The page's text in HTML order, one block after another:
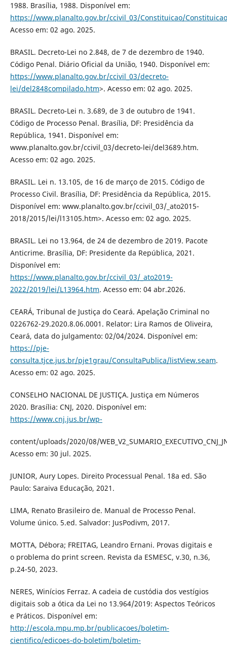
1988. Brasília, 1988. Disponível em:
https://www.planalto.gov.br/ccivil_03/Constituicao/
Acesso em: 02 ago. 2025.
BRASIL. Decreto-Lei no 2.848, de 7 de dezembro de 1940.
Código Penal. Diário Oficial da União, 1940. Disponível em:
https://www.planalto.gov.br/ccivil_03/decreto-
lei/del2848compilado.htm>. Acesso em: 02 ago. 2025.
BRASIL. Decreto-Lei n. 3.689, de 3 de outubro de 1941.
Código de Processo Penal. Brasília, DF: Presidência da
República, 1941. Disponível em:
www.planalto.gov.br/ccivil_03/decreto-lei/del3689.htm.
Acesso em: 02 ago. 2025.
BRASIL. Lei n. 13.105, de 16 de março de 2015. Código de
Processo Civil. Brasília, DF: Presidência da República, 2015.
Disponível em: www.planalto.gov.br/ccivil_03/_ato2015-
2018/2015/lei/l13105.htm>. Acesso em: 02 ago. 2025.
BRASIL. Lei no 13.964, de 24 de dezembro de 2019. Pacote
Anticrime. Brasília, DF: Presidente da República, 2021.
Disponível em:
https://www.planalto.gov.br/ccivil_03/_ato2019-
2022/2019/lei/L13964.htm. Acesso em: 04 abr.2026.
CEARÁ, Tribunal de Justiça do Ceará. Apelação Criminal no
0226762-29.2020.8.06.0001. Relator: Lira Ramos de Oliveira,
Ceará, data do julgamento: 02/04/2024. Disponível em:
https://pje-
consulta.tjce.jus.br/pje1grau/ConsultaPublica/listView.seam.
Acesso em: 02 ago. 2025.
CONSELHO NACIONAL DE JUSTIÇA. Justiça em Números
2020. Brasília: CNJ, 2020. Disponível em:
https://www.cnj.jus.br/wp-
content/uploads/2020/08/
Acesso em: 30 jul. 2025.
JUNIOR, Aury Lopes. Direito Processual Penal. 18a ed. São
Paulo: Saraiva Educação, 2021.
LIMA, Renato Brasileiro de. Manual de Processo Penal.
Volume único. 5.ed. Salvador: JusPodivm, 2017.
MOTTA, Débora; FREITAG, Leandro Ernani. Provas digitais e
o problema do print screen. Revista da ESMESC, v.30, n.36,
p.24-50, 2023.
NERES, Winícios Ferraz. A cadeia de custódia dos vestígios
digitais sob a ótica da Lei no 13.964/2019: Aspectos Teóricos
e Práticos. Disponível em:
http://escola.mpu.mp.br/publicacoes/boletim-
cientifico/edicoes-do-boletim/boletim-